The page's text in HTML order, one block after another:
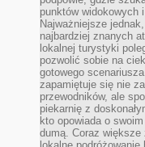
punktów widokowych
Najważniejsze
najbardziej znanych
lokalnej turystyki
pozwolić sobie na
gotowego
zapamiętuje się nie
przewodników, ale
piekarnię z
kto opowiada o
dumą. Coraz